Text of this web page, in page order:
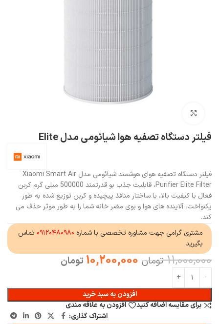
فیلتر دستگاه تصفیه هوا شیائومی مدل Elite
فیلتر دستگاه تصفیه هوای هوشمند شیائومی مدل Xiaomi Smart Air
Purifier Elite Filter، قابلیت جذب بو قدرتمند 500000 میلی گرم کربن
فعال با کیفیت بالا، با ساختار منافذ پیچیده و کربن توزیع شده به طور
یکنواخت، آلاینده های هوا و بوی مضر خانه شما را به طور موثر حذف می
کند.
مشتری گرامی جهت مشاوره تخصصی با شماره ۰۹۱۲۰۴۸۰۹۸۰ تماس
بگیرید
11,000,000 تومان 10,200,000 تومان
افزودن به سبد خرید
برای مقایسه اضافه کنید
افزودن به علاقه مندی
اشتراک گذاری: